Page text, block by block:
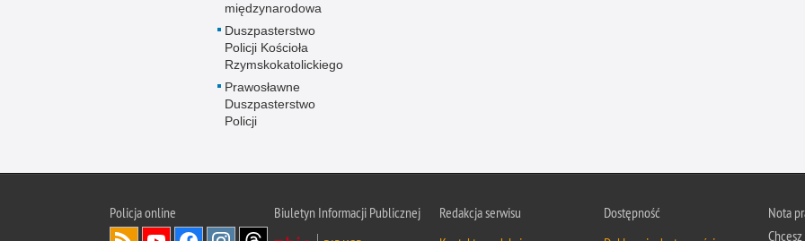
międzynarodowa
Duszpasterstwo
Policji Kościoła
Rzymskokatolickiego
Prawosławne
Duszpasterstwo
Policji
Policjaonline
Biuletyn Informacji Publicznej
Redakcja serwisu
Dostępność
Nota